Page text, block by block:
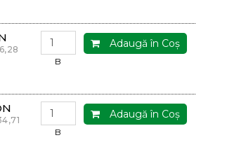
Adaugă în Coş
B
Adaugă în Coş
B